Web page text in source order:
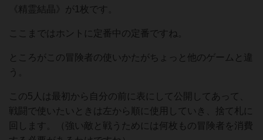
《精霊結晶》が1枚です。
ここまではホントに定番中の定番ですね。
ところがこの冒険者の使いかたがちょっと他のゲームと違
う。
この5人は最初から自分の前に表にして公開してあって、
戦闘で使いたいときは左から順に使用していき、捨て札に
回します。（強い敵と戦うためには何枚もの冒険者を消費